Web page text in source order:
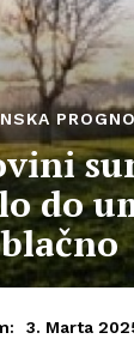
do
3. Marta